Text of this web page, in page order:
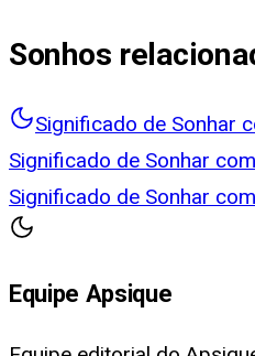
Sonhos
Significado de Sonhar
Significado de Sonhar
Significado de Sonhar
Equipe Apsique